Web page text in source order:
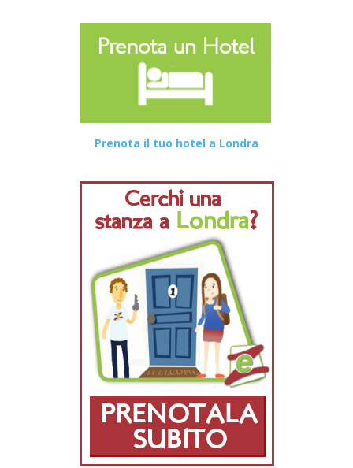
Prenota il tuo hotel a Londra